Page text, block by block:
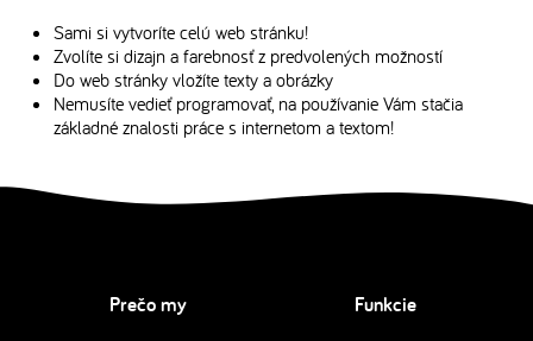
Sami si vytvoríte celú web stránku!
Zvolíte si dizajn a farebnosť z predvolených možností
Do web stránky vložíte texty a obrázky
Nemusíte vedieť programovať, na používanie Vám stačia
základné znalosti práce s internetom a textom!
Prečo my Funkcie